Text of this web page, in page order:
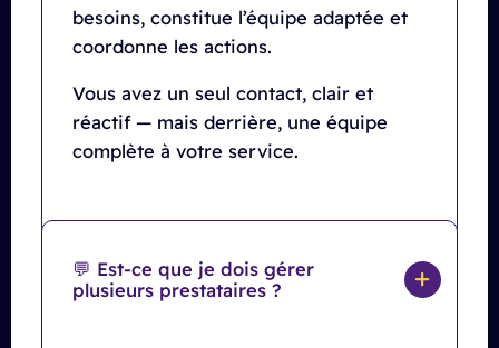
besoins, constitue l’équipe adaptée et
coordonne les actions.
Vous avez un seul contact, clair et
réactif — mais derrière, une équipe
complète à votre service.
💬 Est-ce que je dois gérer
plusieurs prestataires ?